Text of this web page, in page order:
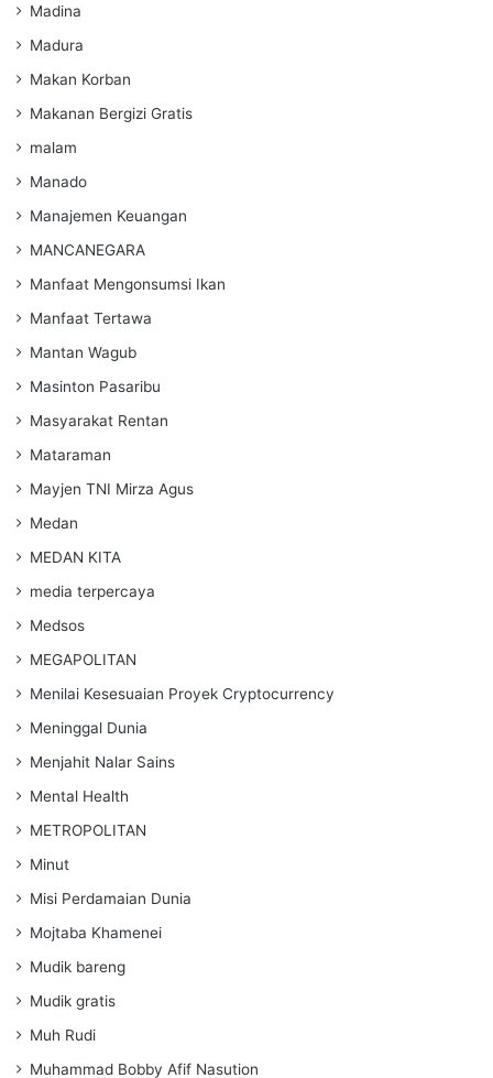
Madina
Madura
Makan Korban
Makanan Bergizi Gratis
malam
Manado
Manajemen Keuangan
MANCANEGARA
Manfaat Mengonsumsi Ikan
Manfaat Tertawa
Mantan Wagub
Masinton Pasaribu
Masyarakat Rentan
Mataraman
Mayjen TNI Mirza Agus
Medan
MEDAN KITA
media terpercaya
Medsos
MEGAPOLITAN
Menilai Kesesuaian Proyek Cryptocurrency
Meninggal Dunia
Menjahit Nalar Sains
Mental Health
METROPOLITAN
Minut
Misi Perdamaian Dunia
Mojtaba Khamenei
Mudik bareng
Mudik gratis
Muh Rudi
Muhammad Bobby Afif Nasution